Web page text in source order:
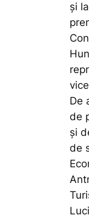
și
De
de
și
de